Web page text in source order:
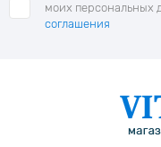
моих персональных
соглашения